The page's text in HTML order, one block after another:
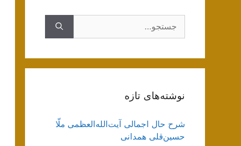
نوشته‌های تازه
شرح حال اجمالی آیت‌الله‌العظمی ملّا
حسین‌قلی همدانی